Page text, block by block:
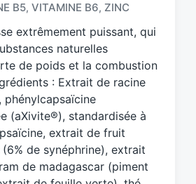
B5, VITAMINE B6, ZINC
extrêmement puissant, qui
naturelles
de poids et la combustion
: Extrait de racine
phénylcapsaïcine
(aXivite®), standardisée à
extrait de fruit
(6% de synéphrine), extrait
de madagascar (piment